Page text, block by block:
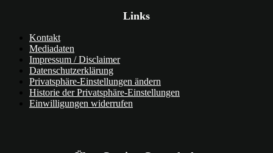
Links
Kontakt
Mediadaten
Impressum / Disclaimer
Datenschutzerklärung
Privatsphäre-Einstellungen ändern
Historie der Privatsphäre-Einstellungen
Einwilligungen widerrufen